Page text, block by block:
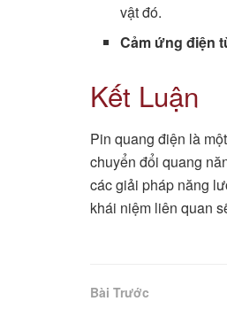
vật đó.
Cảm ứng điện
Kết Luận
Pin quang điện là
chuyển đổi quang
các giải pháp năng
khái niệm liên quan
Bài Trước